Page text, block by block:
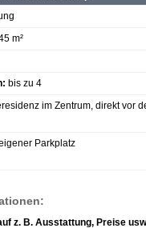
m²
bis zu 4
im Zentrum, direkt vor
Parkplatz
z. B. Ausstattung, Preise